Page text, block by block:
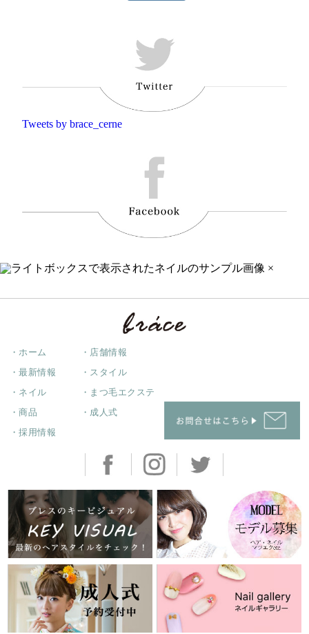
Tweets by brace_cerne
×
・ホーム ・店舗情報
・最新情報 ・スタイル
・ネイル ・まつ毛エクステ
・商品 ・成人式
・採用情報